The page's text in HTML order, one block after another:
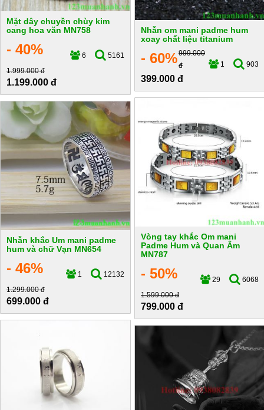
Mặt dây chuyền chùy kim
cang hoa văn MN758
- 40% 6
5161
1.999.000 đ
1.199.000 đ
Nhẫn om mani padme hum
xoay chất liệu titanium
- 60% 1 903
999.000
đ
399.000 đ
Vòng tay khắc Om mani
Padme Hum và Quan Âm
MN787
- 50% 29
6068
1.599.000 đ
799.000 đ
Nhẫn khắc Um mani padme
hum và chữ Vạn MN654
- 46% 1
12132
1.299.000 đ
699.000 đ